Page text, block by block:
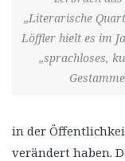
„Literarische
Löffler hielt es im
„sprachloses,
in der
verändert haben.